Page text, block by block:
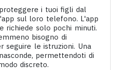
i tuoi figli dal
sul loro telefono. L'app
richiede solo pochi minuti.
bisogno di
seguire le istruzioni. Una
permettendoti di
discreto.